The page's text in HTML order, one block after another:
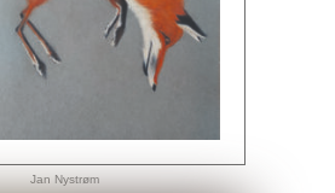
Jan Nystrøm